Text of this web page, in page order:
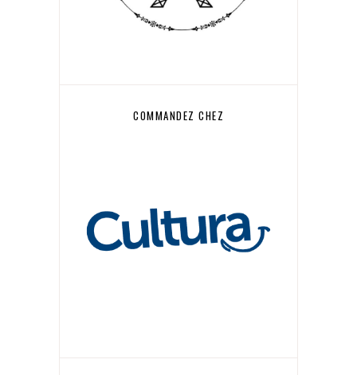
COMMANDEZ CHEZ